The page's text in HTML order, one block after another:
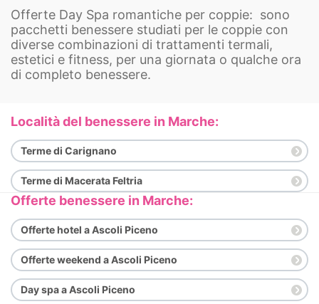
Offerte Day Spa romantiche per coppie: sono
pacchetti benessere studiati per le coppie con
diverse combinazioni di trattamenti termali,
estetici e fitness, per una giornata o qualche ora
di completo benessere.
Località del benessere in Marche:
Terme di Carignano
Terme di Macerata Feltria
Offerte benessere in Marche:
Offerte hotel a Ascoli Piceno
Offerte weekend a Ascoli Piceno
Day spa a Ascoli Piceno